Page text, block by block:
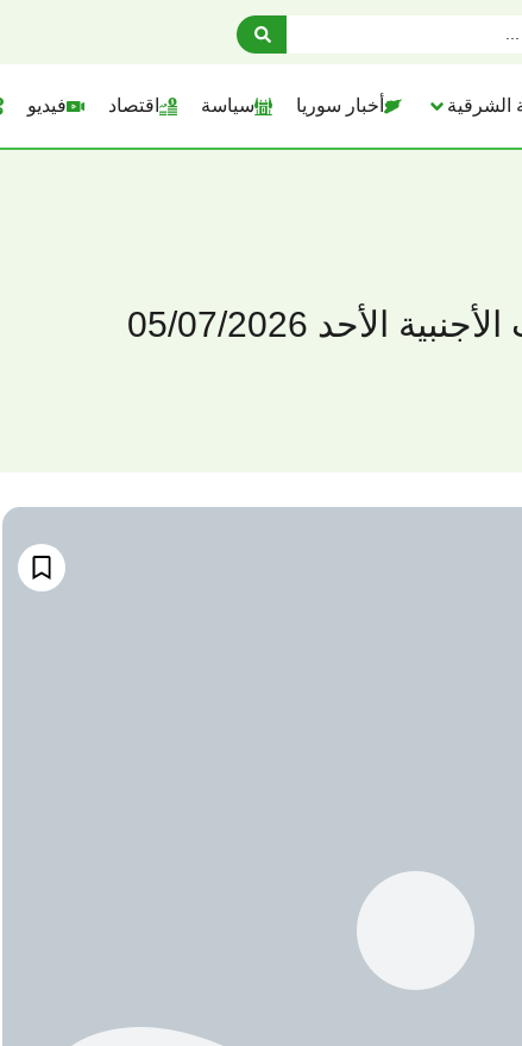
الشرقية أخبار سوريا سياسة اقتصاد فيديو
الأحد 05/07/2026